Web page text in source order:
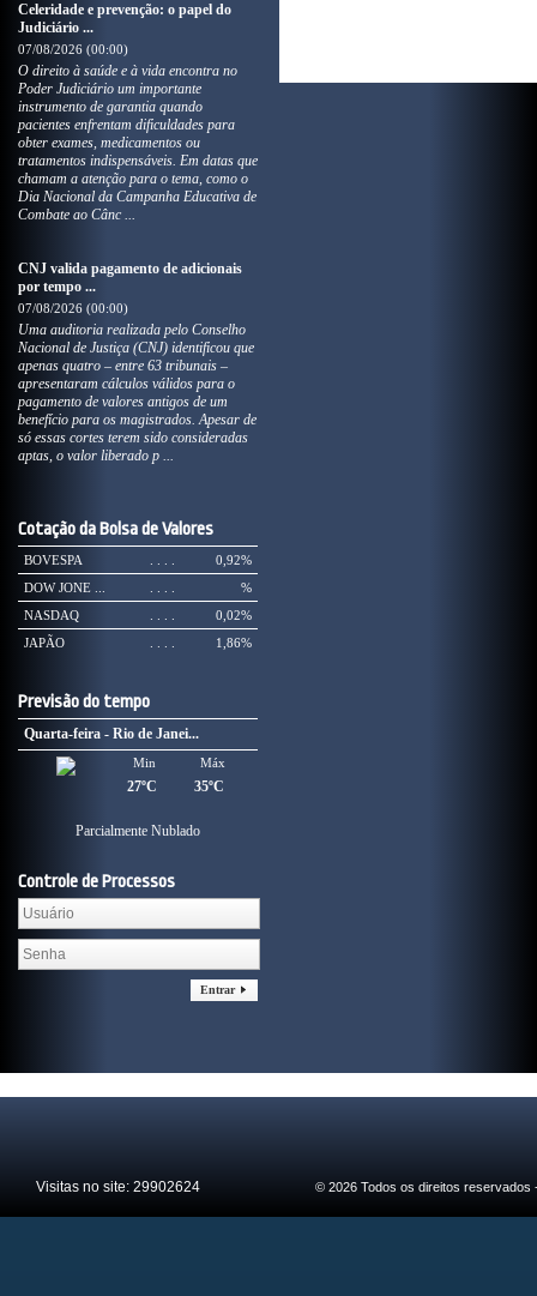
Celeridade e prevenção: o papel do
Judiciário ...
07/08/2026 (00:00)
O direito à saúde e à vida encontra no
Poder Judiciário um importante
instrumento de garantia quando
pacientes enfrentam dificuldades para
obter exames, medicamentos ou
tratamentos indispensáveis. Em datas que
chamam a atenção para o tema, como o
Dia Nacional da Campanha Educativa de
Combate ao Cânc ...
CNJ valida pagamento de adicionais
por tempo ...
07/08/2026 (00:00)
Uma auditoria realizada pelo Conselho
Nacional de Justiça (CNJ) identificou que
apenas quatro – entre 63 tribunais –
apresentaram cálculos válidos para o
pagamento de valores antigos de um
benefício para os magistrados. Apesar de
só essas cortes terem sido consideradas
aptas, o valor liberado p ...
Cotação da Bolsa de Valores
BOVESPA 0,92%
DOW JONE ...
%
NASDAQ
0,02%
JAPÃO
1,86%
Previsão do tempo
Quarta-feira - Rio de Janei...
Máx
35ºC
Min
27ºC
Parcialmente Nublado
Controle de Processos
Entrar
Visitas no site: 29902624 © 2026 Todos os direitos reservados